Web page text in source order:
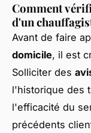
Comment
d'un
Avant de faire
domicile, il est
Solliciter des
l'historique des
l'efficacité du
précédents